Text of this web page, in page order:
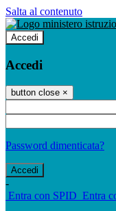
Salta al contenuto
Accedi
Accedi
button close ×
Password dimenticata?
-
Entra con SPID Entra